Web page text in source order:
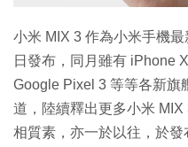
小米 MIX 3 作為小米手機
日發布，同月雖有 iPhone
Google Pixel 3 等等各新旗
道，陸續釋出更多小米
相質素，亦一於以往，於